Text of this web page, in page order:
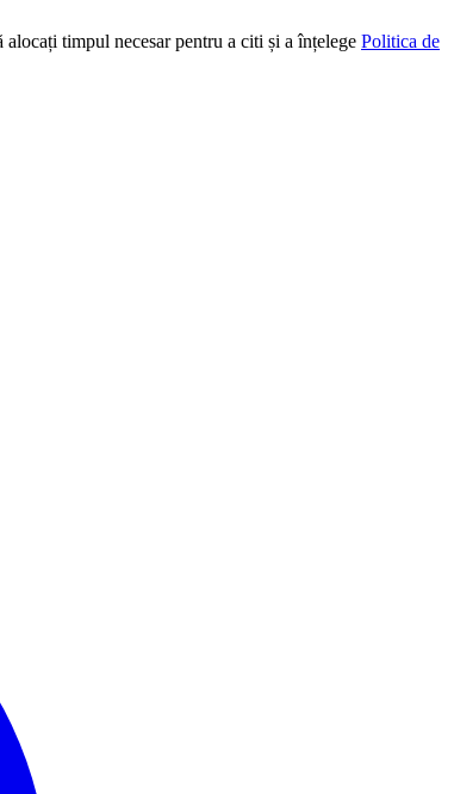
timpul necesar pentru a citi și a înțelege Politica de